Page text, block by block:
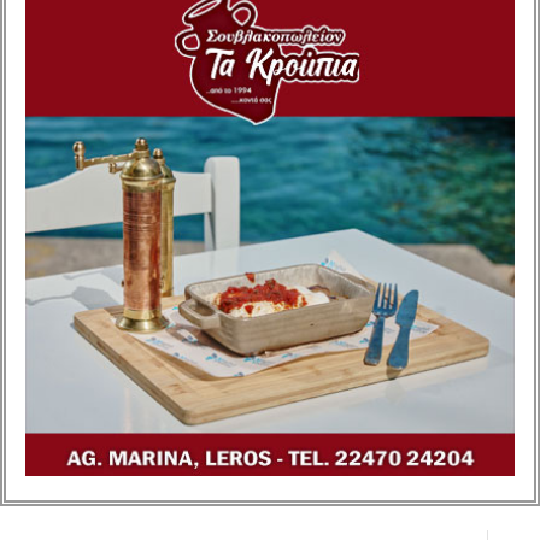
απουσίας μόνιμου ιατρού
από το Διεθνές Αεροδρόμιο
Ρόδου «ΔΙΑΓΟΡΑΣ».